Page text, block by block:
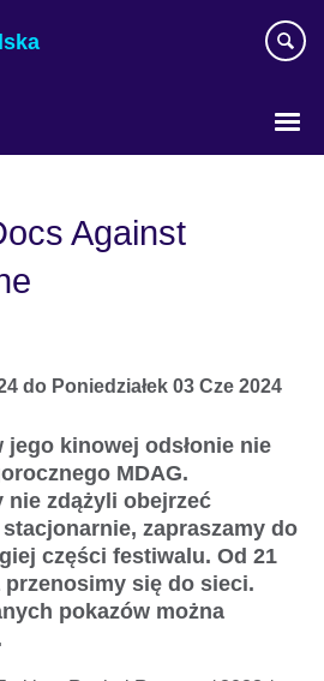
Against
do Poniedziałek 03 Cze 2024
kinowej odsłonie nie
MDAG.
zdążyli obejrzeć
zapraszamy do
części festiwalu. Od 21
przenosimy się do sieci.
pokazów można